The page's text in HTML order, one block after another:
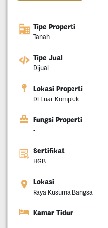
Tipe Properti
Tanah
Tipe Jual
Dijual
Lokasi Properti
Di Luar Komplek
Fungsi Properti
-
Sertifikat
HGB
Lokasi
Raya Kusuma Bangsa
Kamar Tidur